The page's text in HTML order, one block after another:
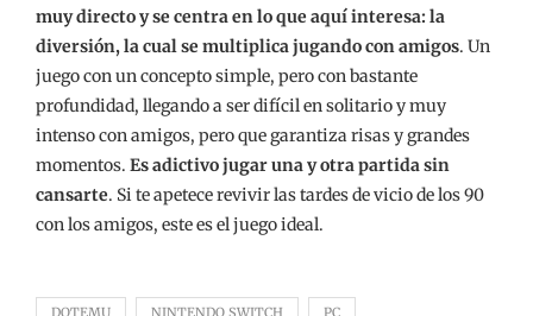
muy directo y se centra en lo que aquí interesa: la
diversión, la cual se multiplica jugando con amigos. Un
juego con un concepto simple, pero con bastante
profundidad, llegando a ser difícil en solitario y muy
intenso con amigos, pero que garantiza risas y grandes
momentos. Es adictivo jugar una y otra partida sin
cansarte. Si te apetece revivir las tardes de vicio de los 90
con los amigos, este es el juego ideal.
DOTEMU NINTENDO SWITCH PC